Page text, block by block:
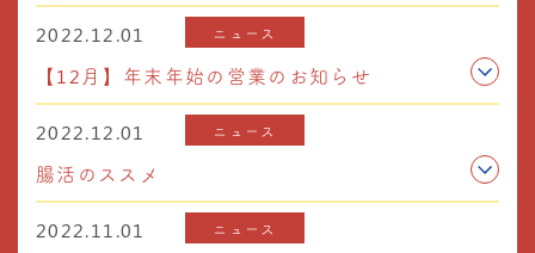
2022.12.01 ニュース
【12月】年末年始の営業のお知らせ
2022.12.01 ニュース
腸活のススメ
2022.11.01 ニュース